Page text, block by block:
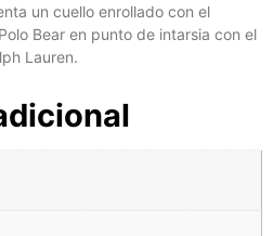
un cuello enrollado con el
Bear en punto de intarsia con el
Lauren.